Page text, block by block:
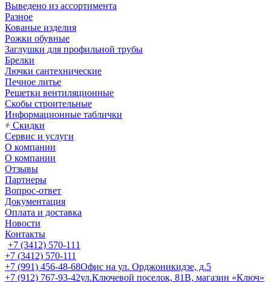
Выведено из ассортимента
Разное
Кованые изделия
Рожки обувные
Заглушки для профильной трубы
Брелки
Лючки сантехнические
Печное литье
Решетки вентиляционные
Скобы строительные
Информационные таблички
Скидки
Сервис и услуги
О компании
О компании
Отзывы
Партнеры
Вопрос-ответ
Документация
Оплата и доставка
Новости
Контакты
+7 (3412) 570-111
+7 (3412) 570-111
+7 (991) 456-48-68Офис на ул. Орджоникидзе, д.5
+7 (912) 767-93-42ул.Ключевой поселок, 81В, магазин «Ключ»